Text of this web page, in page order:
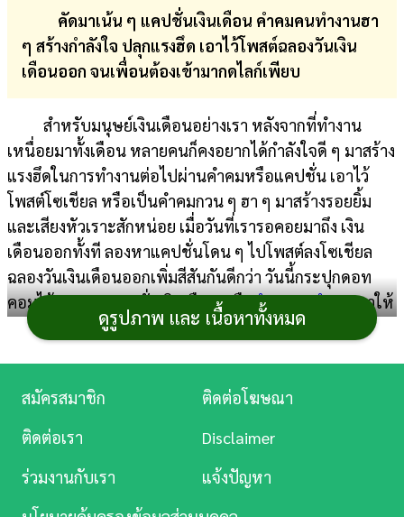
คัดมาเน้น ๆ แคปชั่นเงินเดือน คำคมคนทำงานฮา
ๆ สร้างกำลังใจ ปลุกแรงฮึด เอาไว้โพสต์ฉลองวันเงิน
เดือนออก จนเพื่อนต้องเข้ามากดไลก์เพียบ
สำหรับมนุษย์เงินเดือนอย่างเรา หลังจากที่ทำงาน
เหนื่อยมาทั้งเดือน หลายคนก็คงอยากได้กำลังใจดี ๆ มาสร้าง
แรงฮึดในการทำงานต่อไปผ่านคำคมหรือแคปชั่น เอาไว้
โพสต์โซเชียล หรือเป็นคำคมกวน ๆ ฮา ๆ มาสร้างรอยยิ้ม
และเสียงหัวเราะสักหน่อย เมื่อวันที่เรารอคอยมาถึง เงิน
เดือนออกทั้งที ลองหาแคปชั่นโดน ๆ ไปโพสต์ลงโซเชียล
ฉลองวันเงินเดือนออกเพิ่มสีสันกันดีกว่า วันนี้กระปุกดอท
คอมได้รวบรวมแคปชั่นเงินเดือน หรือคำคมคนทำงานมาให้
แล้ว ไม่ว่าจะเป็น แคปชั่นเงินเดือนออก แคปชั่นเงินเดือน
แคปชั่นเงินเดือน
ดูรูปภาพ และ เนื้อหาทั้งหมด
ผล
บอล
สด
การ
เงิน
การ
ศึกษา
บันเทิง
ดู
Music
สมัครสมาชิก
ติดต่อโฆษณา
ติดต่อเรา
Disclaimer
ร่วมงานกับเรา
แจ้งปัญหา